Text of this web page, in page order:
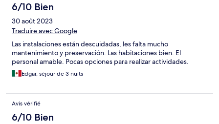
6/10 Bien
30 août 2023
Traduire avec Google
Las instalaciones están descuidadas, les falta mucho
mantenimiento y preservación. Las habitaciones bien. El
personal amable. Pocas opciones para realizar actividades.
Edgar, séjour de 3 nuits
Avis vérifié
6/10 Bien